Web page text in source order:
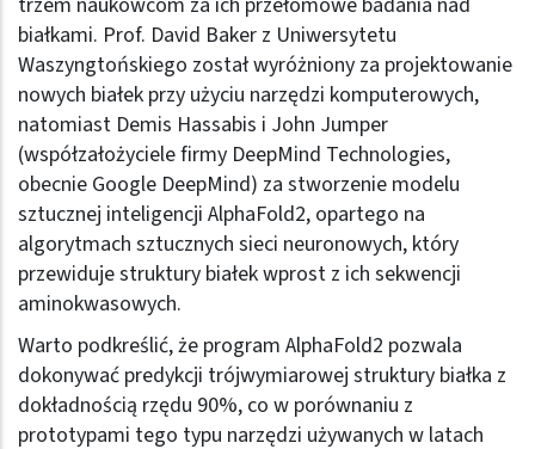
białkami. Prof. David Baker z Uniwersytetu
Waszyngtońskiego został wyróżniony za projektowanie
nowych białek przy użyciu narzędzi komputerowych,
natomiast Demis Hassabis i John Jumper
(współzałożyciele firmy DeepMind Technologies,
obecnie Google DeepMind) za stworzenie modelu
sztucznej inteligencji AlphaFold2, opartego na
algorytmach sztucznych sieci neuronowych, który
przewiduje struktury białek wprost z ich sekwencji
aminokwasowych.
Warto podkreślić, że program AlphaFold2 pozwala
dokonywać predykcji trójwymiarowej struktury białka z
dokładnością rzędu 90%, co w porównaniu z
prototypami tego typu narzędzi używanych w latach